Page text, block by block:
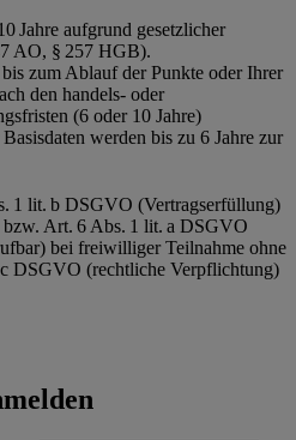
Jahre aufgrund gesetzlicher
AO, § 257 HGB).
zum Ablauf der Punkte oder Ihrer
den handels- oder
(6 oder 10 Jahre)
werden bis zu 6 Jahre zur
1 lit. b DSGVO (Vertragserfüllung)
Art. 6 Abs. 1 lit. a DSGVO
bei freiwilliger Teilnahme ohne
DSGVO (rechtliche Verpflichtung)